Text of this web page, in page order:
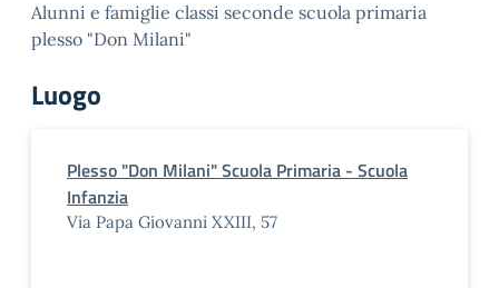
Alunni e famiglie classi seconde scuola primaria
plesso "Don Milani"
Luogo
Plesso "Don Milani" Scuola Primaria - Scuola
Infanzia
Via Papa Giovanni XXIII, 57